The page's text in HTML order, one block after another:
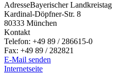
AdresseBayerischer Landkreistag
Kardinal-Döpfner-Str. 8
80333 München
Kontakt
Telefon: +49 89 / 286615-0
Fax: +49 89 / 282821
E-Mail senden
Internetseite